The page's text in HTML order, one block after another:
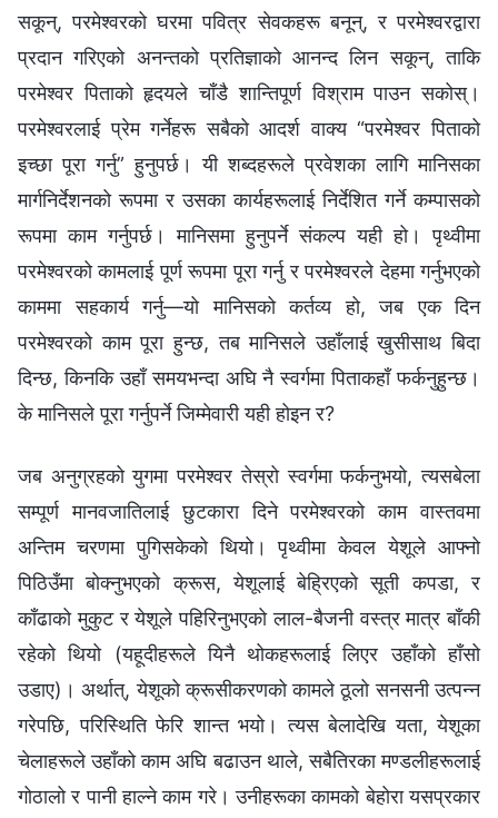
सकून्, परमेश्‍वरको घरमा पवित्र सेवकहरू बनून्, र परमेश्‍वरद्वारा
प्रदान गरिएको अनन्तको प्रतिज्ञाको आनन्द लिन सकून्, ताकि
परमेश्‍वर पिताको हृदयले चाँडै शान्तिपूर्ण विश्राम पाउन सकोस्।
परमेश्‍वरलाई प्रेम गर्नेहरू सबैको आदर्श वाक्य “परमेश्‍वर पिताको
इच्छा पूरा गर्नु” हुनुपर्छ। यी शब्दहरूले प्रवेशका लागि मानिसका
मार्गनिर्देशनको रूपमा र उसका कार्यहरूलाई निर्देशित गर्ने कम्पासको
रूपमा काम गर्नुपर्छ। मानिसमा हुनुपर्ने संकल्प यही हो। पृथ्वीमा
परमेश्‍वरको कामलाई पूर्ण रूपमा पूरा गर्नु र परमेश्‍वरले देहमा गर्नुभएको
काममा सहकार्य गर्नु—यो मानिसको कर्तव्य हो, जब एक दिन
परमेश्‍वरको काम पूरा हुन्छ, तब मानिसले उहाँलाई खुसीसाथ बिदा
दिन्छ, किनकि उहाँ समयभन्दा अघि नै स्वर्गमा पिताकहाँ फर्कनुहुन्छ।
के मानिसले पूरा गर्नुपर्ने जिम्मेवारी यही होइन र?
जब अनुग्रहको युगमा परमेश्‍वर तेस्रो स्वर्गमा फर्कनुभयो, त्यसबेला
सम्पूर्ण मानवजातिलाई छुटकारा दिने परमेश्‍वरको काम वास्तवमा
अन्तिम चरणमा पुगिसकेको थियो। पृथ्वीमा केवल येशूले आफ्नो
पिठिउँमा बोक्‍नुभएको क्रूस, येशूलाई बेह्रिएको सूती कपडा, र
काँढाको मुकुट र येशूले पहिरिनुभएको लाल-बैजनी वस्‍त्र मात्र बाँकी
रहेको थियो (यहूदीहरूले यिनै थोकहरूलाई लिएर उहाँको हाँसो
उडाए)। अर्थात्, येशूको क्रूसीकरणको कामले ठूलो सनसनी उत्पन्न
गरेपछि, परिस्थिति फेरि शान्त भयो। त्यस बेलादेखि यता, येशूका
चेलाहरूले उहाँको काम अघि बढाउन थाले, सबैतिरका मण्डलीहरूलाई
गोठालो र पानी हाल्‍ने काम गरे। उनीहरूका कामको बेहोरा यसप्रकार